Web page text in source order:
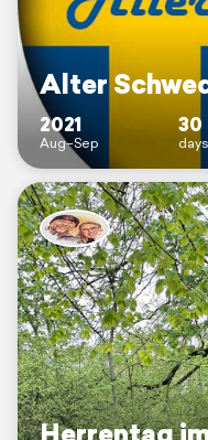
Alter
2021
Aug–Sep
30
days